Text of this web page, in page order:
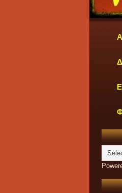
ΤΑ ΓΡΑΦΕΙΑ ΜΑΣ ΛΕΙΤΟΥΡΓΟΥΝ